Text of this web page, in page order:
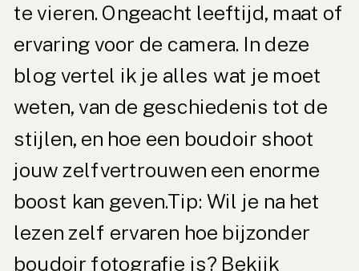
te vieren. Ongeacht leeftijd, maat of
ervaring voor de camera. In deze
blog vertel ik je alles wat je moet
weten, van de geschiedenis tot de
stijlen, en hoe een boudoir shoot
jouw zelfvertrouwen een enorme
boost kan geven.Tip: Wil je na het
lezen zelf ervaren hoe bijzonder
boudoir fotografie is? Bekijk